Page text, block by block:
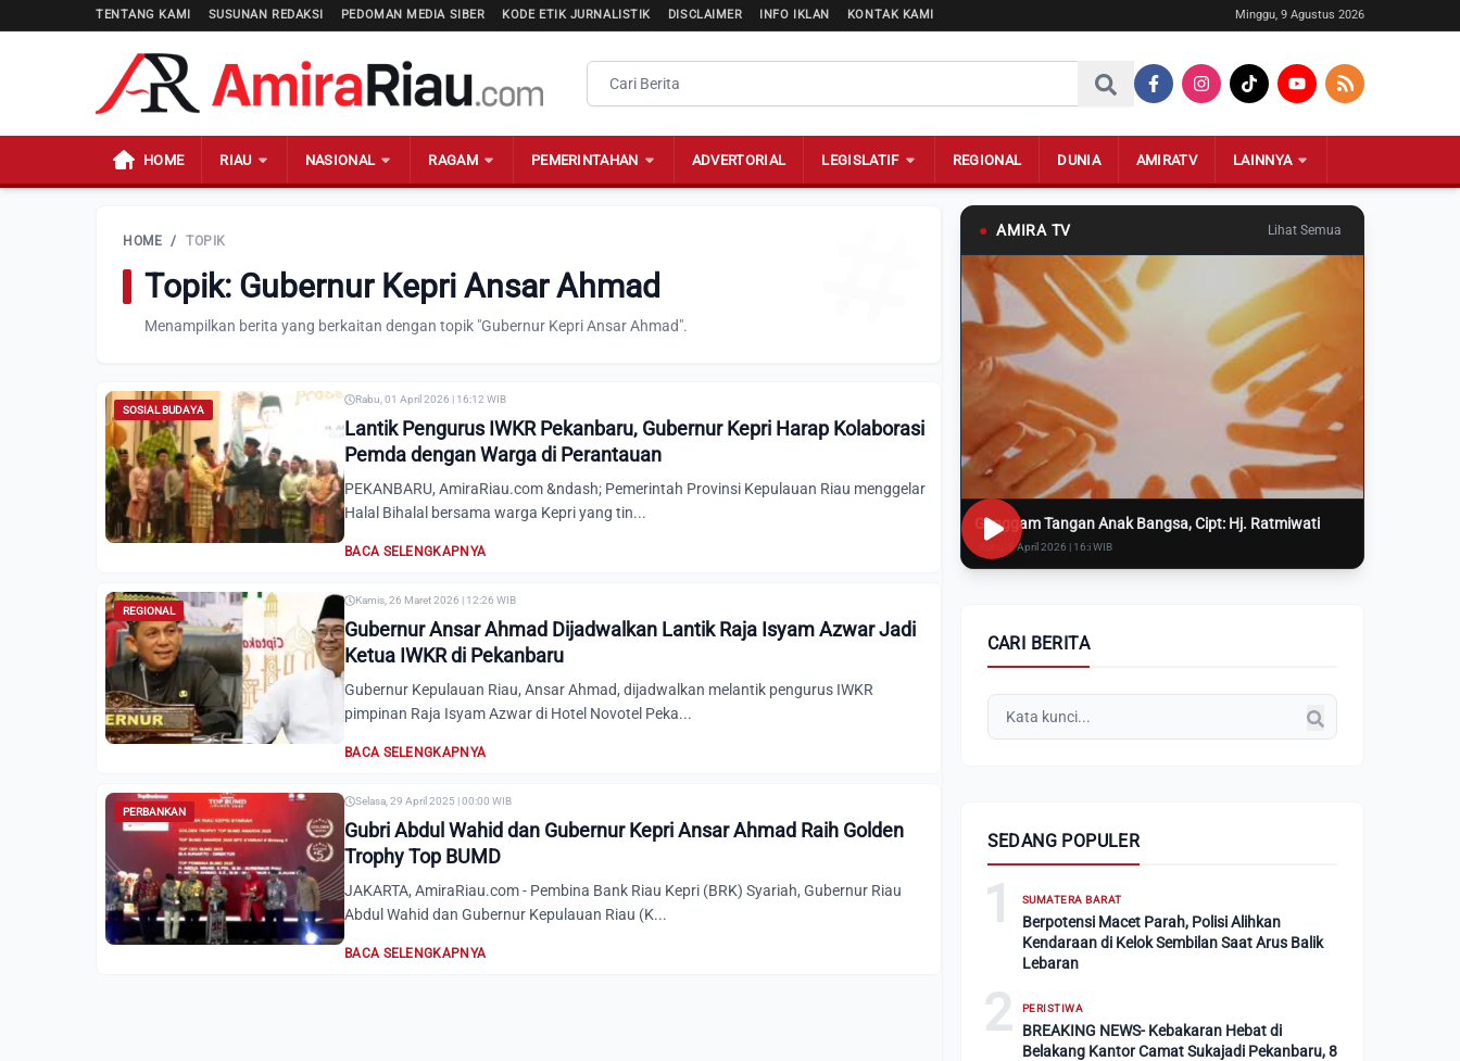
TENTANG KAMI SUSUNAN REDAKSI PEDOMAN MEDIA SIBER KODE ETIK JURNALISTIK DISCLAIMER INFO IKLAN KONTAK KAMI Minggu, 9 Agustus 2026
HOME RIAU NASIONAL RAGAM PEMERINTAHAN ADVERTORIAL LEGISLATIF REGIONAL DUNIA AMIRATV LAINNYA
HOME / TOPIK
Topik: Gubernur Kepri Ansar Ahmad
Menampilkan berita yang berkaitan dengan topik "Gubernur Kepri Ansar Ahmad".
SOSIAL BUDAYA
Rabu, 01 April 2026 | 16:12 WIB
Lantik Pengurus IWKR Pekanbaru, Gubernur Kepri Harap Kolaborasi
Pemda dengan Warga di Perantauan
PEKANBARU, AmiraRiau.com &ndash; Pemerintah Provinsi Kepulauan Riau menggelar
Halal Bihalal bersama warga Kepri yang tin...
BACA SELENGKAPNYA
REGIONAL
Kamis, 26 Maret 2026 | 12:26 WIB
Gubernur Ansar Ahmad Dijadwalkan Lantik Raja Isyam Azwar Jadi
Ketua IWKR di Pekanbaru
Gubernur Kepulauan Riau, Ansar Ahmad, dijadwalkan melantik pengurus IWKR
pimpinan Raja Isyam Azwar di Hotel Novotel Peka...
BACA SELENGKAPNYA
PERBANKAN
Selasa, 29 April 2025 | 00:00 WIB
Gubri Abdul Wahid dan Gubernur Kepri Ansar Ahmad Raih Golden
Trophy Top BUMD
JAKARTA, AmiraRiau.com - Pembina Bank Riau Kepri (BRK) Syariah, Gubernur Riau
Abdul Wahid dan Gubernur Kepulauan Riau (K...
BACA SELENGKAPNYA
● AMIRA TV Lihat Semua
Genggam Tangan Anak Bangsa, Cipt: Hj. Ratmiwati
Rabu, 8 April 2026 | 16:i WIB
CARI BERITA
SEDANG POPULER
1 SUMATERA BARAT
Berpotensi Macet Parah, Polisi Alihkan
Kendaraan di Kelok Sembilan Saat Arus Balik
Lebaran
2 PERISTIWA
BREAKING NEWS- Kebakaran Hebat di
Belakang Kantor Camat Sukajadi Pekanbaru, 8